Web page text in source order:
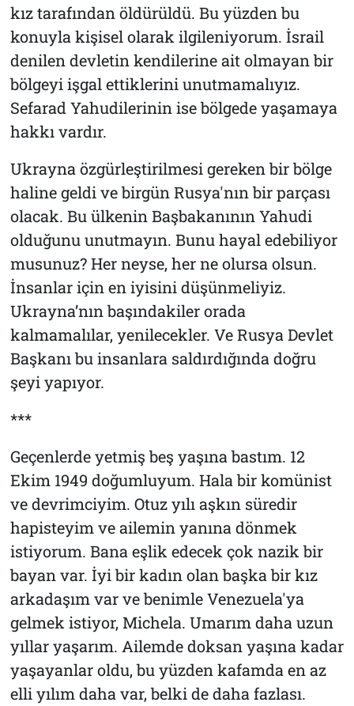
kız tarafından öldürüldü. Bu yüzden bu
konuyla kişisel olarak ilgileniyorum. İsrail
denilen devletin kendilerine ait olmayan bir
bölgeyi işgal ettiklerini unutmamalıyız.
Sefarad Yahudilerinin ise bölgede yaşamaya
hakkı vardır.
Ukrayna özgürleştirilmesi gereken bir bölge
haline geldi ve birgün Rusya'nın bir parçası
olacak. Bu ülkenin Başbakanının Yahudi
olduğunu unutmayın. Bunu hayal edebiliyor
musunuz? Her neyse, her ne olursa olsun.
İnsanlar için en iyisini düşünmeliyiz.
Ukrayna’nın başındakiler orada
kalmamalılar, yenilecekler. Ve Rusya Devlet
Başkanı bu insanlara saldırdığında doğru
şeyi yapıyor.
***
Geçenlerde yetmiş beş yaşına bastım. 12
Ekim 1949 doğumluyum. Hala bir komünist
ve devrimciyim. Otuz yılı aşkın süredir
hapisteyim ve ailemin yanına dönmek
istiyorum. Bana eşlik edecek çok nazik bir
bayan var. İyi bir kadın olan başka bir kız
arkadaşım var ve benimle Venezuela'ya
gelmek istiyor, Michela. Umarım daha uzun
yıllar yaşarım. Ailemde doksan yaşına kadar
yaşayanlar oldu, bu yüzden kafamda en az
elli yılım daha var, belki de daha fazlası.